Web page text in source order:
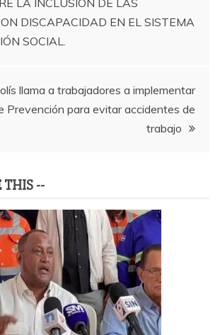
DISCAPACIDAD EN EL SISTEMA
SOCIAL.
llama a trabajadores a implementar
Prevención para evitar accidentes de
trabajo
THIS --